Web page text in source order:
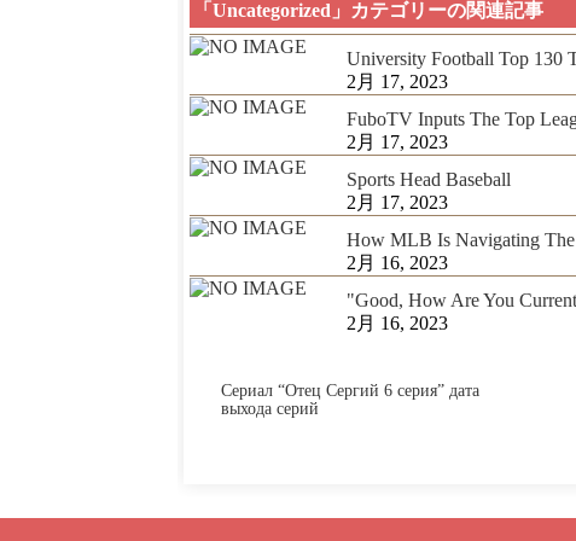
「Uncategorized」カテゴリーの関連記事
University Football Top 130
2月 17, 2023
FuboTV Inputs The Top
2月 17, 2023
Sports Head Baseball
2月 17, 2023
How MLB Is Navigating The
2月 16, 2023
"Good, How Are You
2月 16, 2023
Сериал “Отец Сергий 6 серия” дата
выхода серий